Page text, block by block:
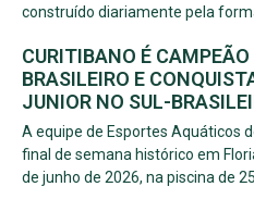
construído diariamente pela
CURITIBANO É
BRASILEIRO E
JUNIOR NO SUL-
A equipe de Esportes Aquáticos
final de semana histórico em
de junho de 2026, na piscina de 25